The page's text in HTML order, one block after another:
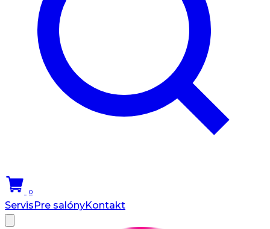
0
ServisPre salónyKontakt